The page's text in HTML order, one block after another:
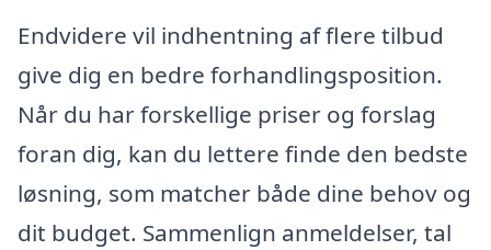
Endvidere vil indhentning af flere tilbud
give dig en bedre forhandlingsposition.
Når du har forskellige priser og forslag
foran dig, kan du lettere finde den bedste
løsning, som matcher både dine behov og
dit budget. Sammenlign anmeldelser, tal